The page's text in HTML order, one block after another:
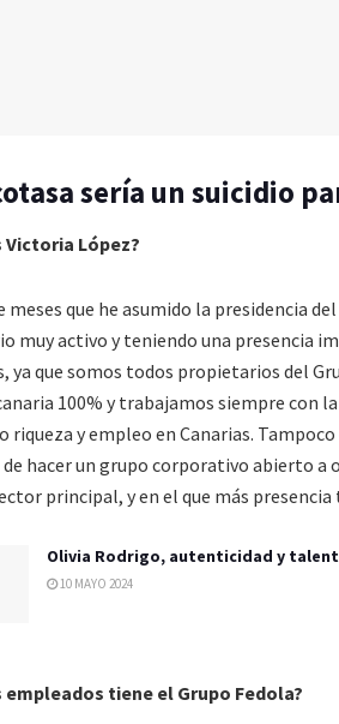
sería un suicidio
Victoria López?
meses que he asumido la presidencia
muy activo y teniendo una presencia
ya que somos todos propietarios del
100% y trabajamos siempre con
riqueza y empleo en Canarias.
hacer un grupo corporativo abierto a
principal, y en el que más
Olivia Rodrigo, autenticidad y
10 MAYO 2024
empleados tiene el Grupo Fedola?